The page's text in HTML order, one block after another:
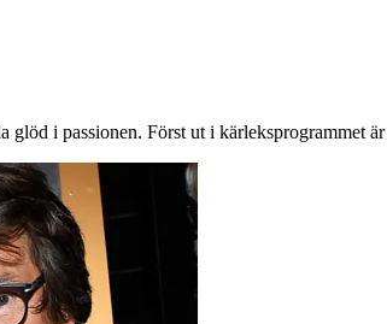
glöd i passionen. Först ut i kärleksprogrammet är